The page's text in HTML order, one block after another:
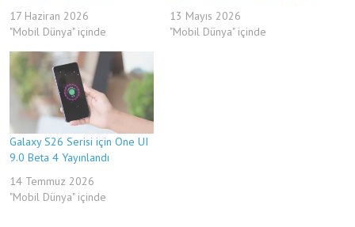
17 Haziran 2026
"Mobil Dünya" içinde
13 Mayıs 2026
"Mobil Dünya" içinde
Galaxy S26 Serisi için One UI
9.0 Beta 4 Yayınlandı
14 Temmuz 2026
"Mobil Dünya" içinde